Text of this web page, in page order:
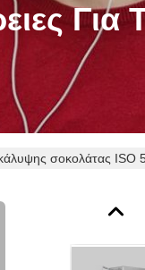
Για
σοκολάτας ISO